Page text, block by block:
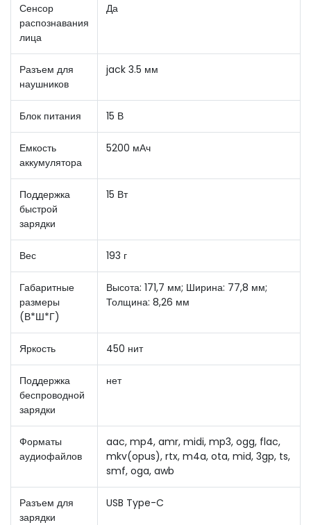
Сенсор
распознавания
лица
Да
Разъем для
наушников
jack 3.5 мм
Блок питания 15 В
Емкость
аккумулятора
5200 мАч
Поддержка
быстрой
зарядки
15 Вт
Вес 193 г
Габаритные
размеры
(В*Ш*Г)
Высота: 171,7 мм; Ширина: 77,8 мм;
Толщина: 8,26 мм
Яркость 450 нит
Поддержка
беспроводной
зарядки
нет
Форматы
аудиофайлов
aac, mp4, amr, midi, mp3, ogg, flac,
mkv(opus), rtx, m4a, ota, mid, 3gp, ts,
smf, oga, awb
Разъем для
зарядки
USB Type-C